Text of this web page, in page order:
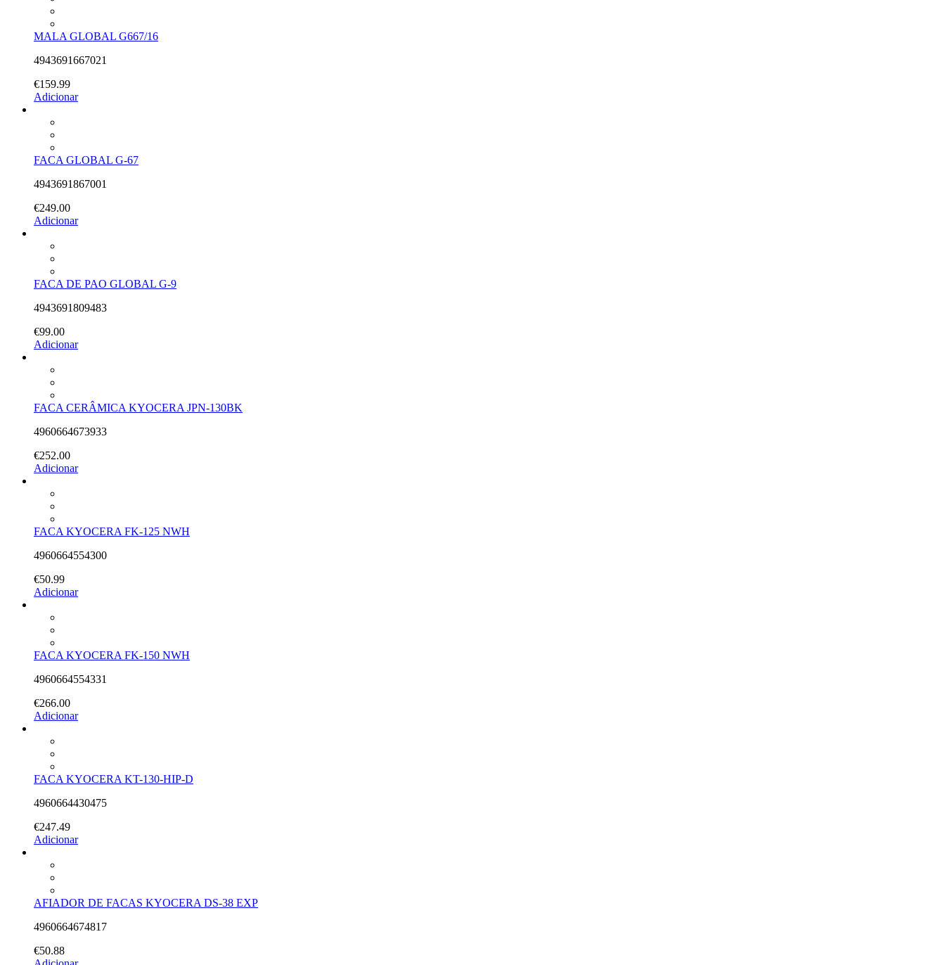
MALA GLOBAL G667/16
4943691667021
€159.99
Adicionar
FACA GLOBAL G-67
4943691867001
€249.00
Adicionar
FACA DE PAO GLOBAL G-9
4943691809483
€99.00
Adicionar
FACA CERÂMICA KYOCERA JPN-130BK
4960664673933
€252.00
Adicionar
FACA KYOCERA FK-125 NWH
4960664554300
€50.99
Adicionar
FACA KYOCERA FK-150 NWH
4960664554331
€266.00
Adicionar
FACA KYOCERA KT-130-HIP-D
4960664430475
€247.49
Adicionar
AFIADOR DE FACAS KYOCERA DS-38 EXP
4960664674817
€50.88